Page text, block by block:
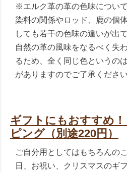
※エルク革の革の色味について
染料の関係やロッド、鹿の個
しても若干の色味の違いが出
自然の革の風味をなるべく失
るため、全く同じ色というの
がありますのでご了承ください
ギフトにもおすす
ピング（別途220円）
ご自分用としてはもちろんの
日、お祝い、クリスマスのギ